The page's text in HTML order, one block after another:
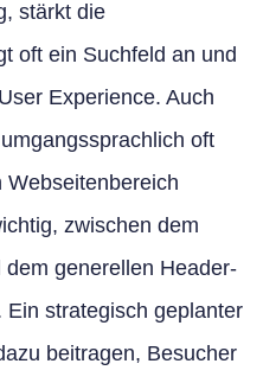
stärkt die
oft ein Suchfeld an und
Experience. Auch
oft
Webseitenbereich
zwischen dem
dem generellen Header-
strategisch geplanter
beitragen, Besucher